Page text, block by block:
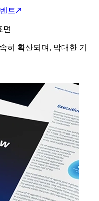
트
면
히 확산되며, 막대한 기